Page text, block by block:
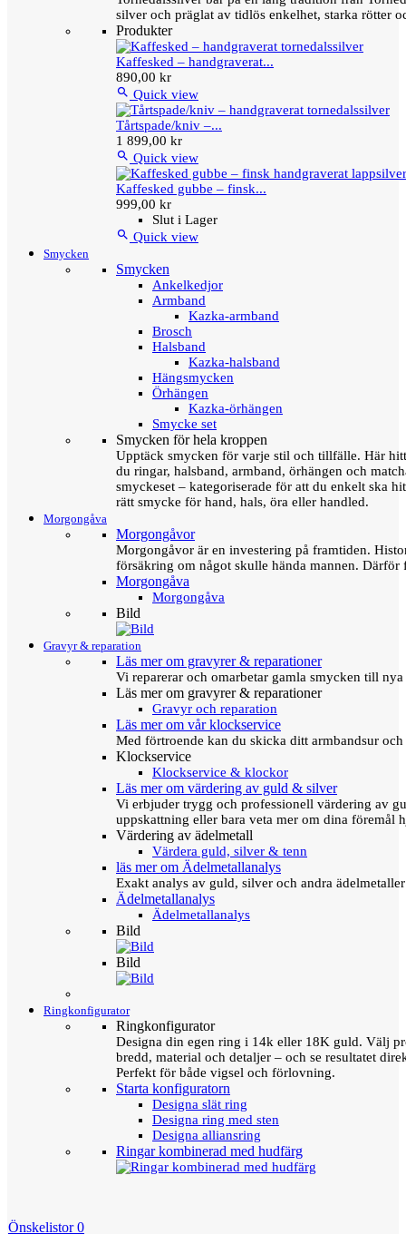
silver och präglat av tidlös enkelhet, starka rötter
Produkter
Kaffesked – handgraverat...
890,00 kr
 Quick view
Tårtspade/kniv –...
1 899,00 kr
 Quick view
Kaffesked gubbe – finsk...
999,00 kr
Slut i Lager
 Quick view
Smycken
Smycken
Ankelkedjor
Armband
Kazka-armband
Brosch
Halsband
Kazka-halsband
Hängsmycken
Örhängen
Kazka-örhängen
Smycke set
Smycken för hela kroppen
Upptäck smycken för varje stil och tillfälle. Här
du ringar, halsband, armband, örhängen och
smyckeset – kategoriserade för att du enkelt ska
rätt smycke för hand, hals, öra eller handled.
Morgongåva
Morgongåvor
Morgongåvor är en investering på framtiden.
försäkring om något skulle hända mannen.
Morgongåva
Morgongåva
Bild
Gravyr & reparation
Läs mer om gravyrer & reparationer
Vi reparerar och omarbetar gamla smycken till
Läs mer om gravyrer & reparationer
Gravyr och reparation
Läs mer om vår klockservice
Med förtroende kan du skicka ditt armbandsur
Klockservice
Klockservice & klockor
Läs mer om värdering av guld & silver
Vi erbjuder trygg och professionell värdering av
uppskattning eller bara veta mer om dina föremål
Värdering av ädelmetall
Värdera guld, silver & tenn
läs mer om Ädelmetallanalys
Exakt analys av guld, silver och andra
Ädelmetallanalys
Ädelmetallanalys
Bild
Bild
Ringkonfigurator
Ringkonfigurator
Designa din egen ring i 14k eller 18K guld. Välj
bredd, material och detaljer – och se resultatet
Perfekt för både vigsel och förlovning.
Starta konfiguratorn
Designa slät ring
Designa ring med sten
Designa alliansring
Ringar kombinerad med hudfärg
Önskelistor 0